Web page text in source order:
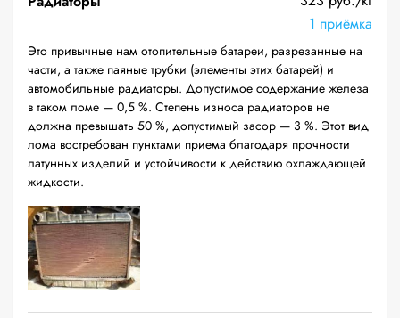
1 приёмка
Это привычные нам отопительные батареи, разрезанные на
части, а также паяные трубки (элементы этих батарей) и
автомобильные радиаторы. Допустимое содержание железа
в таком ломе — 0,5 %. Степень износа радиаторов не
должна превышать 50 %, допустимый засор — 3 %. Этот вид
лома востребован пунктами приема благодаря прочности
латунных изделий и устойчивости к действию охлаждающей
жидкости.